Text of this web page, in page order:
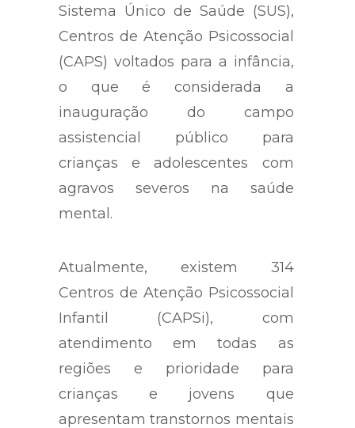
Sistema Único de Saúde (SUS),
Centros de Atenção Psicossocial
(CAPS) voltados para a infância,
o que é considerada a
inauguração do campo
assistencial público para
crianças e adolescentes com
agravos severos na saúde
mental.
Atualmente, existem 314
Centros de Atenção Psicossocial
Infantil (CAPSi), com
atendimento em todas as
regiões e prioridade para
crianças e jovens que
apresentam transtornos mentais